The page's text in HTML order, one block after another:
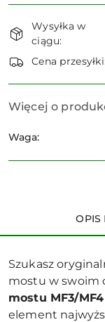
Dostępność
i
dostawa
Wysyłka w
ciągu:
Cena
Więcej o
Waga:
OPIS
Szukasz
mostu w swoim
mostu MF3/
element